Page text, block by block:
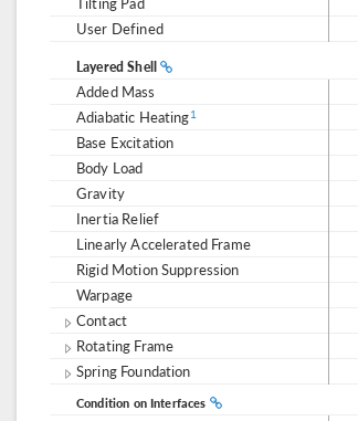
User Defined
Layered Shell
Added Mass
Adiabatic Heating1
Base Excitation
Body Load
Gravity
Inertia Relief
Linearly Accelerated Frame
Rigid Motion Suppression
Warpage
Contact
Rotating Frame
Spring Foundation
Condition on Interfaces